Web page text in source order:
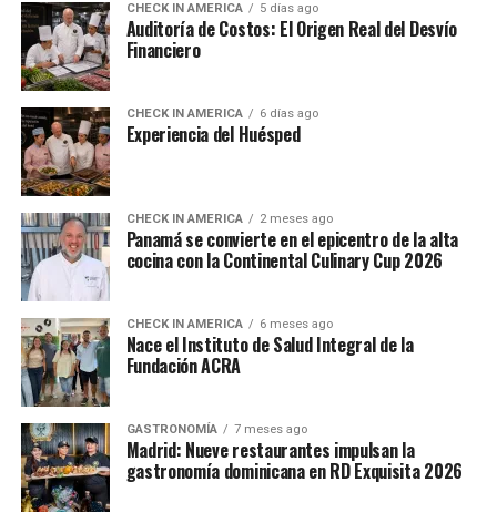
CHECK IN AMERICA 5 días ago
Auditoría de Costos: El Origen Real del Desvío
Financiero
CHECK IN AMERICA 6 días ago
Experiencia del Huésped
CHECK IN AMERICA 2 meses ago
Panamá se convierte en el epicentro de la alta
cocina con la Continental Culinary Cup 2026
CHECK IN AMERICA 6 meses ago
Nace el Instituto de Salud Integral de la
Fundación ACRA
GASTRONOMÍA 7 meses ago
Madrid: Nueve restaurantes impulsan la
gastronomía dominicana en RD Exquisita 2026